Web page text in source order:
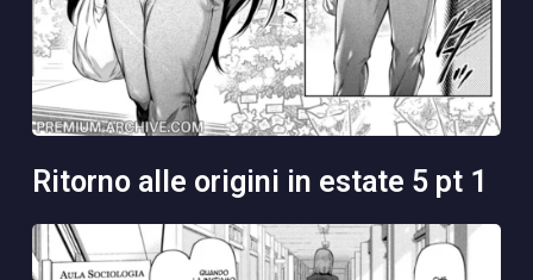
ritorno alle origini in estate 5 pt 1